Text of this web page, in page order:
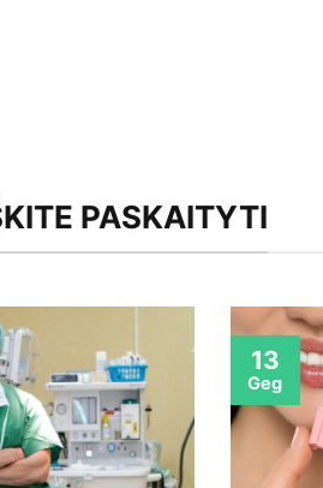
PASKAITYTI
13
Geg